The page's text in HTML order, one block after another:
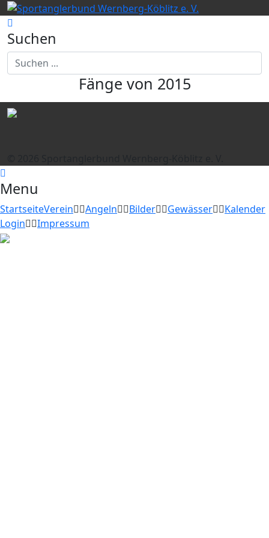
Suchen
Fänge von 2015
Menu
StartseiteVerein Angeln Bilder Gewässer
Kalender
Login
Impressum